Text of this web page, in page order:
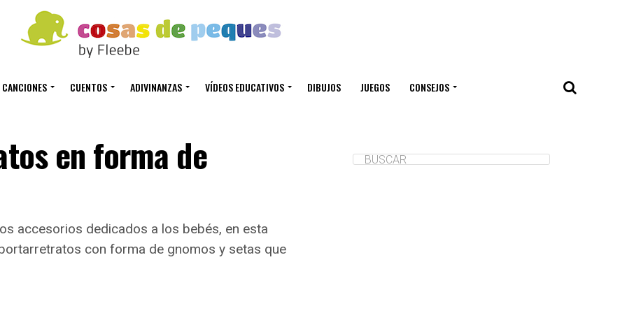
CANCIONES CUENTOS ADIVINANZAS VÍDEOS EDUCATIVOS DIBUJOS JUEGOS CONSEJOS
en forma de
accesorios dedicados a los bebés, en esta
con forma de gnomos y setas que